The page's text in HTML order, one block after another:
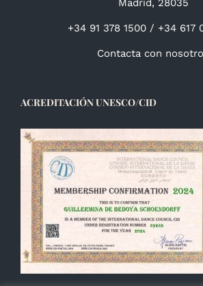
Madrid, 28035
+34 91 378 1500 / +34 617
Contacta con
ACREDITACIÓN UNESCO/CID